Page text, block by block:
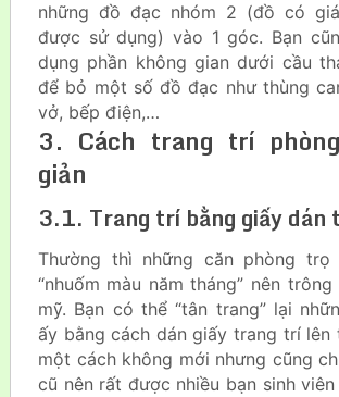
những đồ đạc nhóm 2 (đồ có
được sử dụng) vào 1 góc. Bạn
dụng phần không gian dưới cầu
để bỏ một số đồ đạc như thùng
vở, bếp điện,…
3. Cách trang trí
giản
3.1. Trang trí bằng giấy dán
Thường thì những căn phòng trọ
“nhuốm màu năm tháng” nên
mỹ. Bạn có thể “tân trang” lại
ấy bằng cách dán giấy trang trí lên
một cách không mới nhưng cũng
cũ nên rất được nhiều bạn sinh